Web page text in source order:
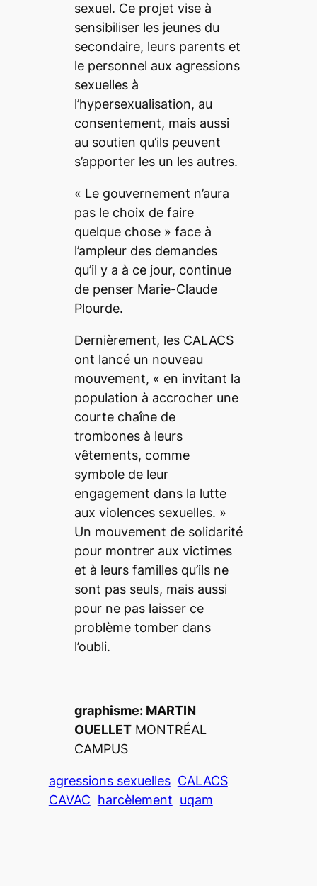
sexuel. Ce projet vise à
sensibiliser les jeunes du
secondaire, leurs parents et
le personnel aux agressions
sexuelles à
l’hypersexualisation, au
consentement, mais aussi
au soutien qu’ils peuvent
s’apporter les un les autres.
« Le gouvernement n’aura
pas le choix de faire
quelque chose » face à
l’ampleur des demandes
qu’il y a à ce jour, continue
de penser Marie-Claude
Plourde.
Dernièrement, les CALACS
ont lancé un nouveau
mouvement, « en invitant la
population à accrocher une
courte chaîne de
trombones à leurs
vêtements, comme
symbole de leur
engagement dans la lutte
aux violences sexuelles. »
Un mouvement de solidarité
pour montrer aux victimes
et à leurs familles qu’ils ne
sont pas seuls, mais aussi
pour ne pas laisser ce
problème tomber dans
l’oubli.
graphisme: MARTIN
OUELLETMONTRÉAL
CAMPUS
agressions sexuelles CALACS
CAVAC harcèlement uqam